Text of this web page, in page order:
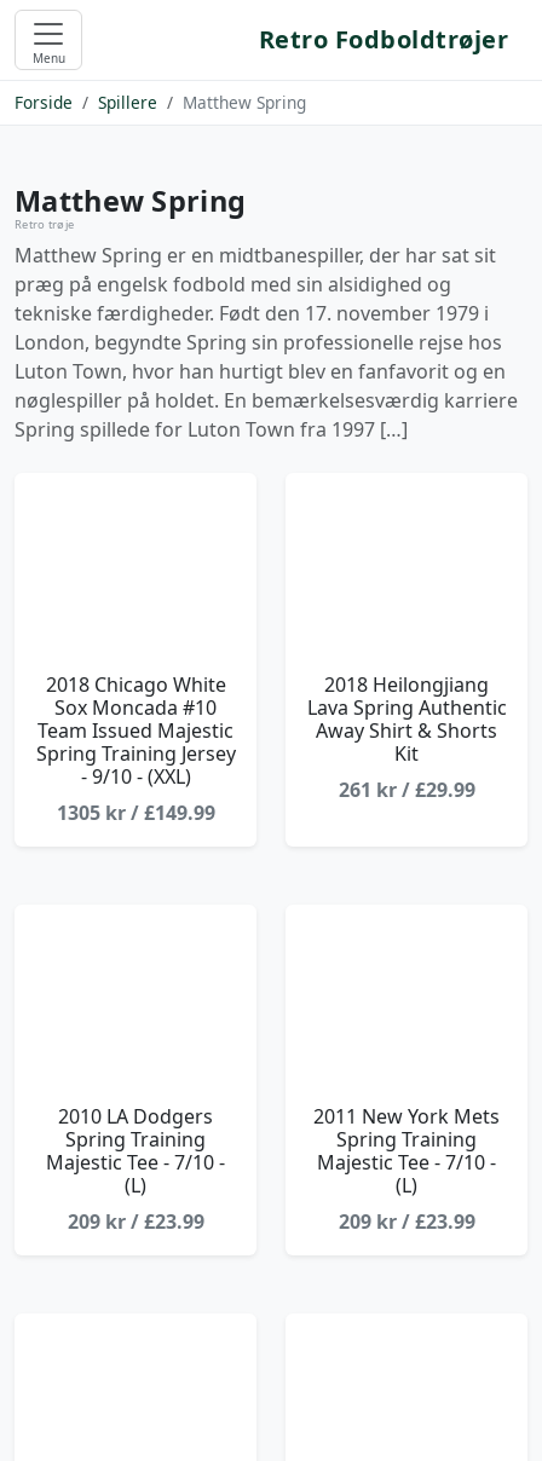
Menu
Retro Fodboldtrøjer
Forside Spillere Matthew Spring
Matthew Spring
Retro trøje
Matthew Spring er en midtbanespiller, der har sat sit
præg på engelsk fodbold med sin alsidighed og
tekniske færdigheder. Født den 17. november 1979 i
London, begyndte Spring sin professionelle rejse hos
Luton Town, hvor han hurtigt blev en fanfavorit og en
nøglespiller på holdet. En bemærkelsesværdig karriere
Spring spillede for Luton Town fra 1997 […]
2018 Chicago White
Sox Moncada #10
Team Issued Majestic
Spring Training Jersey
- 9/10 - (XXL)
1305 kr / £149.99
2018 Heilongjiang
Lava Spring Authentic
Away Shirt & Shorts
Kit
261 kr / £29.99
2010 LA Dodgers
Spring Training
Majestic Tee - 7/10 -
(L)
209 kr / £23.99
2011 New York Mets
Spring Training
Majestic Tee - 7/10 -
(L)
209 kr / £23.99